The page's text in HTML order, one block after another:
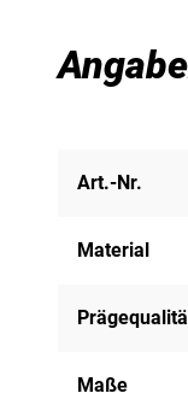
Art.-Nr.
Material
Maße